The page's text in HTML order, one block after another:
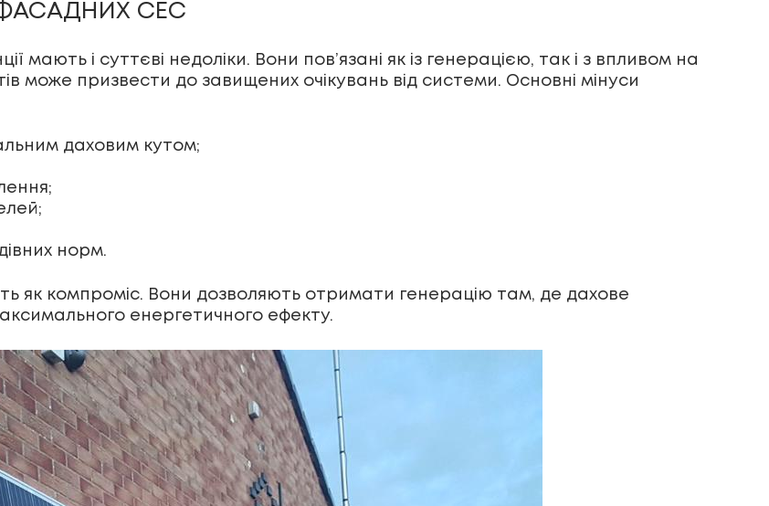
ФАСАДНИХ СЕС
мають і суттєві недоліки. Вони пов’язані як із генерацією, так і з впливом на
може призвести до завищених очікувань від системи. Основні мінуси
даховим кутом;
норм.
як компроміс. Вони дозволяють отримати генерацію там, де дахове
енергетичного ефекту.